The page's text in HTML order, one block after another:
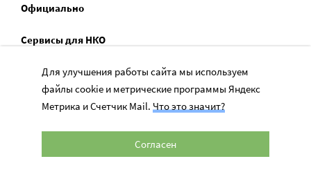
Официально
Сервисы для НКО
Спецпроекты
Социальное служение
Для улучшения работы сайта мы используем
файлы cookie и метрические программы Яндекс
Метрика и Счетчик Mail. Что это значит?
Согласен